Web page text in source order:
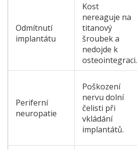
Odmítnutí
implantátu
Kost
nereaguje na
titanový
šroubek a
nedojde k
osteointegraci.
Periferní
neuropatie
Poškození
nervu dolní
čelisti při
vkládání
implantátů.